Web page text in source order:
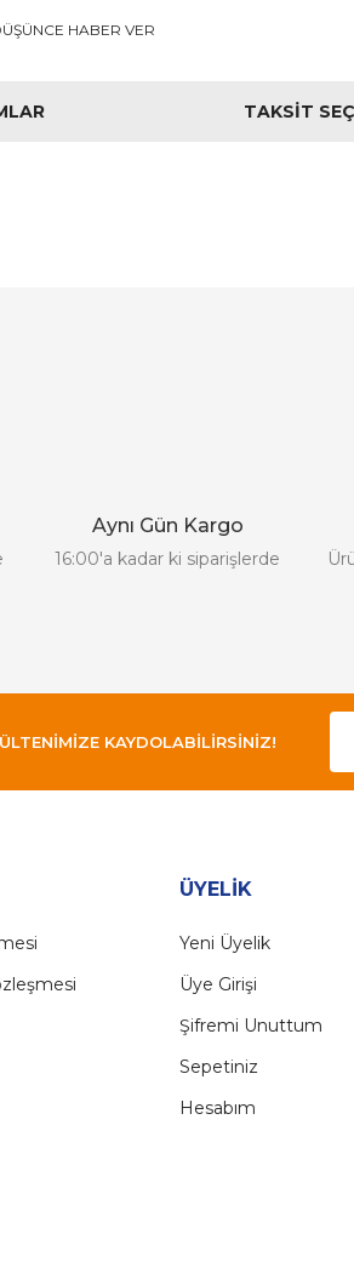
HABER VER
TAKSIT
Aynı Gün Kargo
16:00'a kadar ki siparişlerde
KAYDOLABİLİRSİNİZ!
ÜYELİK
Yeni Üyelik
Üye Girişi
Şifremi Unuttum
Sepetiniz
Hesabım